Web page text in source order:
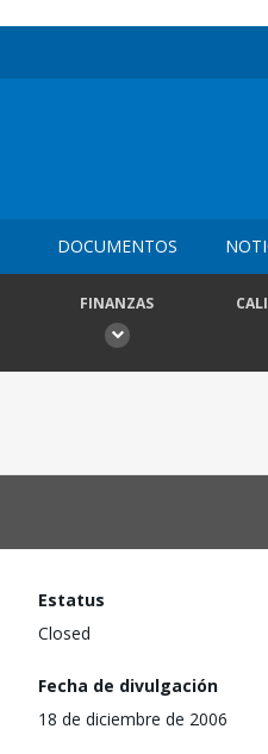
DOCUMENTOS
FINANZAS
Estatus
Closed
Fecha de divulgación
18 de diciembre de 2006